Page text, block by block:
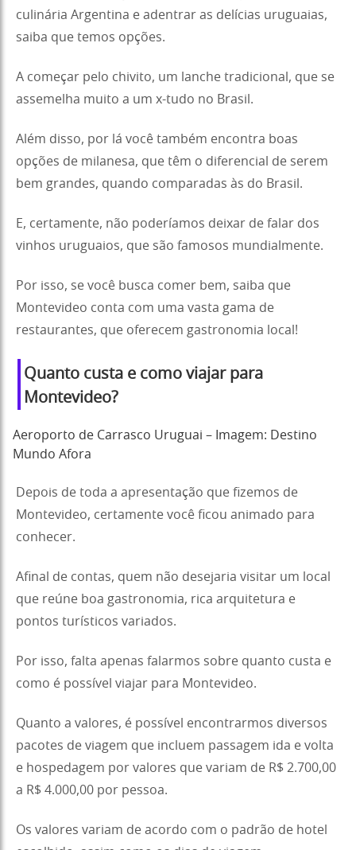
culinária Argentina e adentrar as delícias uruguaias,
saiba que temos opções.
A começar pelo chivito, um lanche tradicional, que se
assemelha muito a um x-tudo no Brasil.
Além disso, por lá você também encontra boas
opções de milanesa, que têm o diferencial de serem
bem grandes, quando comparadas às do Brasil.
E, certamente, não poderíamos deixar de falar dos
vinhos uruguaios, que são famosos mundialmente.
Por isso, se você busca comer bem, saiba que
Montevideo conta com uma vasta gama de
restaurantes, que oferecem gastronomia local!
Quanto custa e como viajar para
Montevideo?
Aeroporto de Carrasco Uruguai – Imagem: Destino
Mundo Afora
Depois de toda a apresentação que fizemos de
Montevideo, certamente você ficou animado para
conhecer.
Afinal de contas, quem não desejaria visitar um local
que reúne boa gastronomia, rica arquitetura e
pontos turísticos variados.
Por isso, falta apenas falarmos sobre quanto custa e
como é possível viajar para Montevideo.
Quanto a valores, é possível encontrarmos diversos
pacotes de viagem que incluem passagem ida e volta
e hospedagem por valores que variam de R$ 2.700,00
a R$ 4.000,00 por pessoa.
Os valores variam de acordo com o padrão de hotel